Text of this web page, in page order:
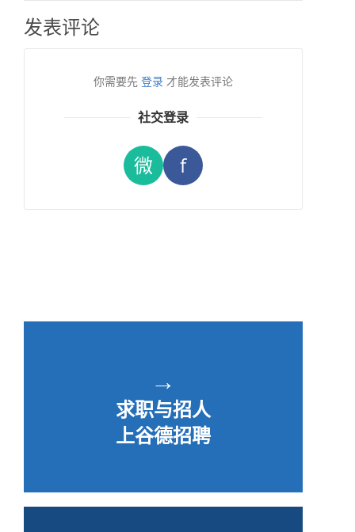
发表评论
你需要先 登录 才能发表评论
社交登录
微 f
→
求职与招人
上谷德招聘